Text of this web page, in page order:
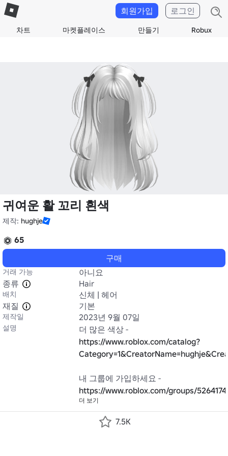
차트 마켓플레이스 만들기 Robux
회원가입 로그인
귀여운 활 꼬리 흰색
제작: hughje
65
구매
거래 가능
아니요
종류
Hair
배치
신체 | 헤어
재질
기본
제작일 2023년 9월 07일
설명
https://www.roblox.com/catalog?
https://www.roblox.com/groups/
더 보기
7.5K